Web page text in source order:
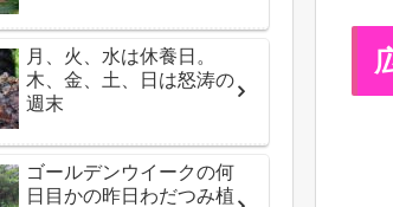
月、火、水は休養日。
木、金、土、日は怒涛の
週末
ゴールデンウイークの何
日目かの昨日わだつみ植